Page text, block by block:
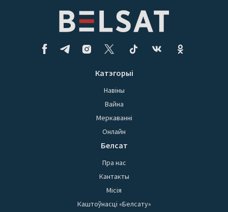
Катэгорыі
Навіны
Вайна
Меркаванні
Онлайн
Белсат
Пра нас
Кантакты
Місія
Каштоўнасці «Белсату»